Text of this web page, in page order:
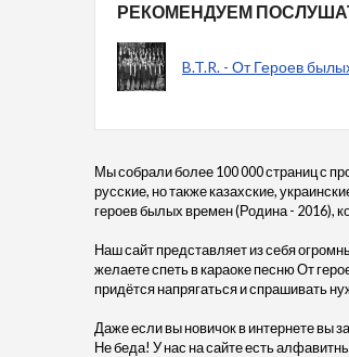
РЕКОМЕНДУЕМ
B.T.R. - От Героев
Мы собрали более 100 000 страниц с
русские, но также казахские,
героев былых времен (Родина - 2016),
Наш сайт представляет из себя
желаете спеть в караоке песню От
придётся напрягаться и спрашивать
Даже если вы новичок в интернете вы
Не беда! У нас на сайте есть